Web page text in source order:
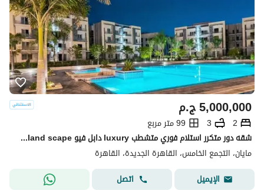
ج.م5,000,000
2
3
99 متر مربع
شقه دور متكرر استلام فوري متشطب luxury دابل فيو pool+land scape تقسيمه رائعه باسهل خطط سداد بدون ضغط وتقسيط ع اطول عدد سنوات الرحاب-سوان ليك-كريك تاون
مايان، التجمع الخامس، القاهرة الجديدة، القاهرة
الإيميل
اتصل